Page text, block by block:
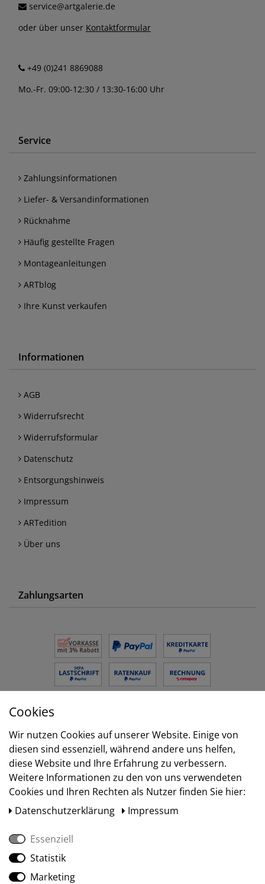
service@artgalerie.de
oder über unser Kontaktformular
+49 (0)241 8869088
Mo.-Fr. 09:00-12:30 / 13:30-16:00 Uhr
Service
Zahlungsinformationen
Liefer- & Versandinformationen
Rücknahme
Häufig gestellte Fragen
Montageanleitungen
ARTblog
Ihre Kunst verkaufen
Informationen
AGB
Widerrufsrecht
Widerrufsformular
Datenschutz
Entsorgungshinweis
Impressum
ARTedition
Über uns
Zahlungsarten
Versand
Social Media
Cookies
Wir nutzen Cookies auf unserer Website. Einige von
diesen sind essenziell, während andere uns helfen,
diese Website und Ihre Erfahrung zu verbessern.
Weitere Informationen zu den von uns verwendeten
Cookies und Ihren Rechten als Nutzer finden Sie hier:
Daten­schutz­erklärung
Impressum
Essenziell
Statistik
Marketing